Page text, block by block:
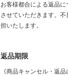
お客様都合による返品
させていただきます。
担いたします。
返品期限
《商品キャンセル・返品